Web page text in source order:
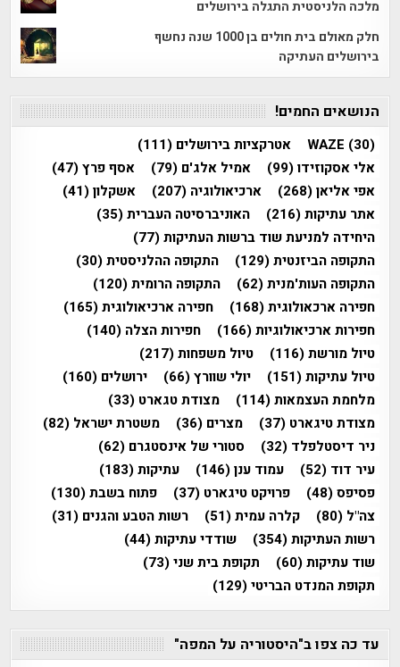
מלכה הלניסטית התגלה בירושלים
חלק מאולם בית חולים בן 1000 שנה נחשף
בירושלים העתיקה
הנושאים החמים!
WAZE (30) אטרקציות בירושלים (111)
אלי אסקוזידו(99) אמיל אלג'ם (79) אסף פרץ(47)
אפי אליאן(268) ארכיאולוגיה (207) אשקלון(41)
אתר עתיקות(216) האוניברסיטה העברית(35)
היחידה למניעת שוד ברשות העתיקות(77)
התקופה הביזנטית(129) התקופה ההלניסטית(30)
התקופה העות'מנית(62) התקופה הרומית(120)
חפירה ארכאולוגית(168) חפירה ארכיאולוגית(165)
חפירות ארכיאולוגיות(166) חפירות הצלה (140)
טיול מורשת(116) טיול משפחות(217)
טיול עתיקות(151) יולי שוורץ(66) ירושלים (160)
מלחמת העצמאות(114) מצודת טגארט (33)
מצודת טיגארט (37) מצרים (36) משטרת ישראל (82)
ניר דיסטלפלד (32) סטורי של אינסטגרם (62)
עיר דוד (52) עמוד ענן(146) עתיקות(183)
פסיפס(48) פרויקט טיגארט (37) פתוח בשבת(130)
צה"ל (80) קלרה עמית(51) רשות הטבע והגנים (31)
רשות העתיקות(354) שודדי עתיקות(44)
שוד עתיקות(60) תקופת בית שני(73)
תקופת המנדט הבריטי(129)
עד כה צפו ב"היסטוריה על המפה"